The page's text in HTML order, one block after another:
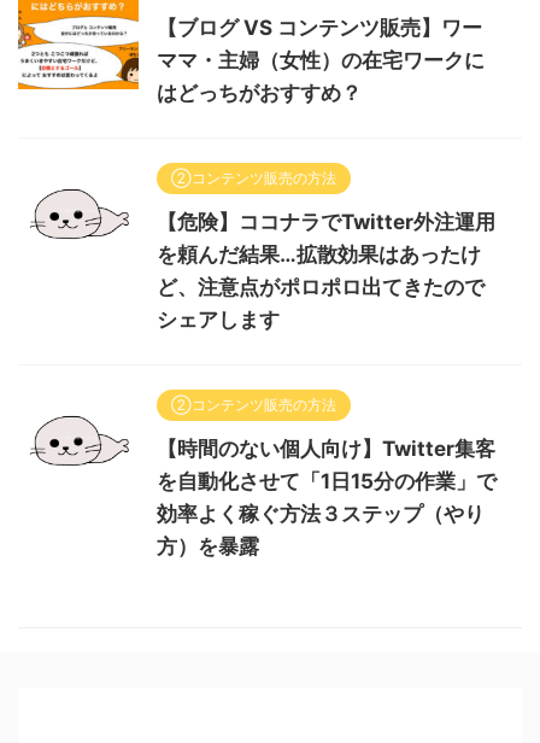
【ブログ VS コンテンツ販売】ワー
ママ・主婦（女性）の在宅ワークに
はどっちがおすすめ？
②コンテンツ販売の方法
【危険】ココナラでTwitter外注運用
を頼んだ結果…拡散効果はあったけ
ど、注意点がポロポロ出てきたので
シェアします
②コンテンツ販売の方法
【時間のない個人向け】Twitter集客
を自動化させて「1日15分の作業」で
効率よく稼ぐ方法３ステップ（やり
方）を暴露